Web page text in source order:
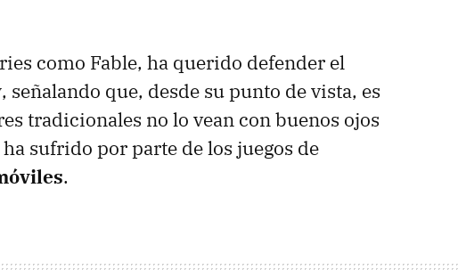
como Fable, ha querido defender el
, señalando que, desde su punto de vista, es
tradicionales no lo vean con buenos ojos
sufrido por parte de los juegos de
.